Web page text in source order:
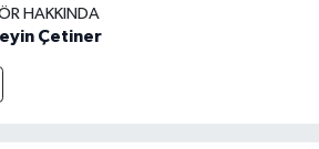
HAKKINDA
Çetiner